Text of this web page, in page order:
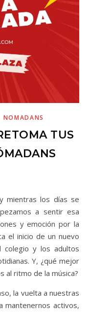
NOMADANS
TUS
a sentir esa
y emoción por la
el inicio de un nuevo
colegio y los adultos
Y, ¿qué mejor
al ritmo de la música?
la vuelta a nuestras
mantenernos activos,